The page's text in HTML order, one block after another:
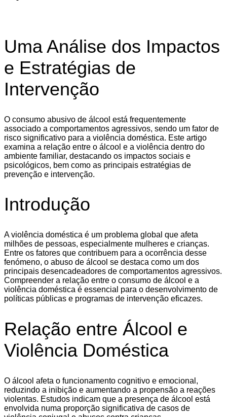
Uma Análise dos Impactos
e Estratégias de
Intervenção
O consumo abusivo de álcool está frequentemente
associado a comportamentos agressivos, sendo um fator de
risco significativo para a violência doméstica. Este artigo
examina a relação entre o álcool e a violência dentro do
ambiente familiar, destacando os impactos sociais e
psicológicos, bem como as principais estratégias de
prevenção e intervenção.
Introdução
A violência doméstica é um problema global que afeta
milhões de pessoas, especialmente mulheres e crianças.
Entre os fatores que contribuem para a ocorrência desse
fenómeno, o abuso de álcool se destaca como um dos
principais desencadeadores de comportamentos agressivos.
Compreender a relação entre o consumo de álcool e a
violência doméstica é essencial para o desenvolvimento de
políticas públicas e programas de intervenção eficazes.
Relação entre Álcool e
Violência Doméstica
O álcool afeta o funcionamento cognitivo e emocional,
reduzindo a inibição e aumentando a propensão a reações
violentas. Estudos indicam que a presença de álcool está
envolvida numa proporção significativa de casos de